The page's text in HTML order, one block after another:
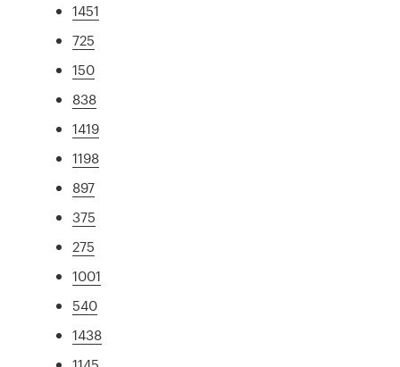
1451
725
150
838
1419
1198
897
375
275
1001
540
1438